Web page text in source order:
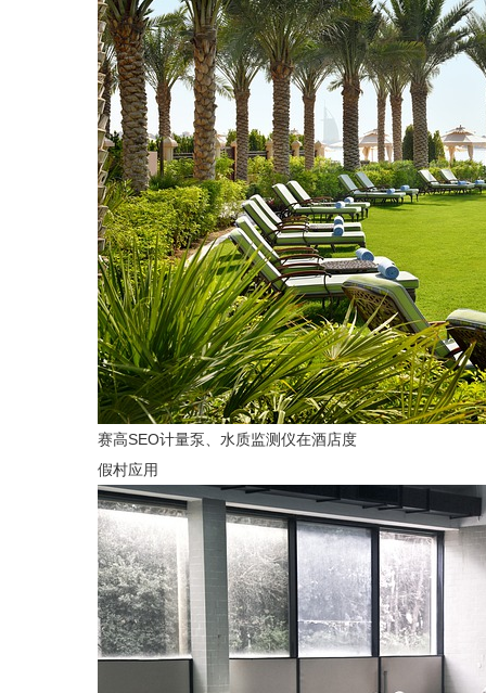
赛高SEO计量泵、水质监测仪在酒店度
假村应用